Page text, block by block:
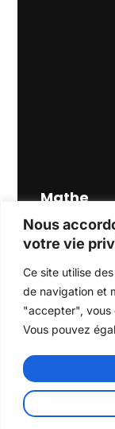
Nous
votre vie
Ce site utilise
de navigation et
"accepter", vous
Vous pouvez
Mathe
Science
s
ipsum
dolor sit
consectet
ur
elit.
MORE